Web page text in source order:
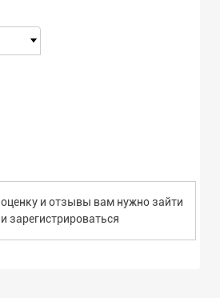
и отзывы вам нужно зайти
зарегистрироваться